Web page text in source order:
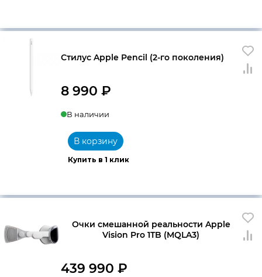
Стилус Apple Pencil (2-го поколения)
8 990 ₽
В наличии
Купить в 1 клик
В корзину
Очки смешанной реальности Apple
Vision Pro 1TB (MQLA3)
439 990 ₽